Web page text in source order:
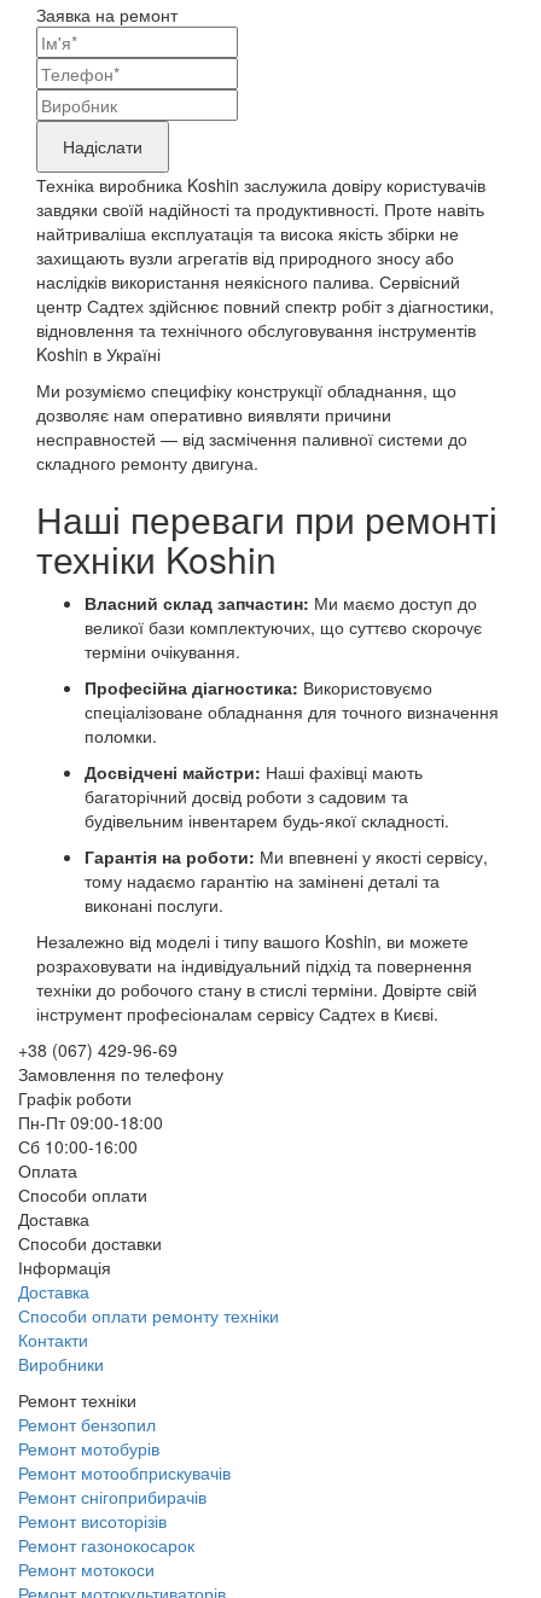
Заявка на ремонт
Ваші
контактні
дані
Назва
бренду
продукту,
що
потребує
ремонту
Надіслати
Техніка виробника Koshin заслужила довіру користувачів
завдяки своїй надійності та продуктивності. Проте навіть
найтриваліша експлуатація та висока якість збірки не
захищають вузли агрегатів від природного зносу або
наслідків використання неякісного палива. Сервісний
центр Садтех здійснює повний спектр робіт з діагностики,
відновлення та технічного обслуговування інструментів
Koshin в Україні
Ми розуміємо специфіку конструкції обладнання, що
дозволяє нам оперативно виявляти причини
несправностей — від засмічення паливної системи до
складного ремонту двигуна.
Наші переваги при ремонті
техніки Koshin
Власний склад запчастин: Ми маємо доступ до
великої бази комплектуючих, що суттєво скорочує
терміни очікування.
Професійна діагностика: Використовуємо
спеціалізоване обладнання для точного визначення
поломки.
Досвідчені майстри: Наші фахівці мають
багаторічний досвід роботи з садовим та
будівельним інвентарем будь-якої складності.
Гарантія на роботи: Ми впевнені у якості сервісу,
тому надаємо гарантію на замінені деталі та
виконані послуги.
Незалежно від моделі і типу вашого Koshin, ви можете
розраховувати на індивідуальний підхід та повернення
техніки до робочого стану в стислі терміни. Довірте свій
інструмент професіоналам сервісу Садтех в Києві.
+38 (067) 429-96-69
Замовлення по телефону
Графік роботи
Пн-Пт 09:00-18:00
Сб 10:00-16:00
Оплата
Способи оплати
Доставка
Способи доставки
Інформація
Доставка
Способи оплати ремонту техніки
Контакти
Виробники
Ремонт техніки
Ремонт бензопил
Ремонт мотобурів
Ремонт мотообприскувачів
Ремонт снігоприбирачів
Ремонт висоторізів
Ремонт газонокосарок
Ремонт мотокоси
Ремонт мотокультиваторів